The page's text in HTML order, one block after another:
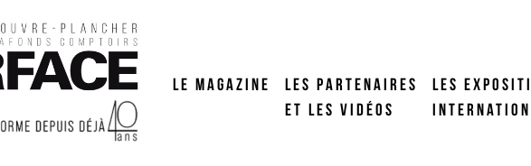
LE MAGAZINE
LES PARTENAIRES
ET LES VIDÉOS
LES